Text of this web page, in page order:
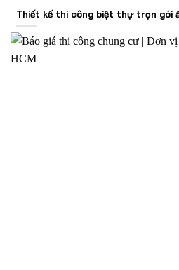
Thiết kế thi công biệt thự trọn gói